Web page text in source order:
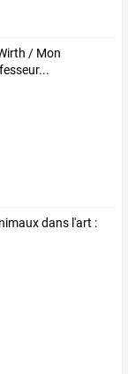
/ Mon
dans l'art :